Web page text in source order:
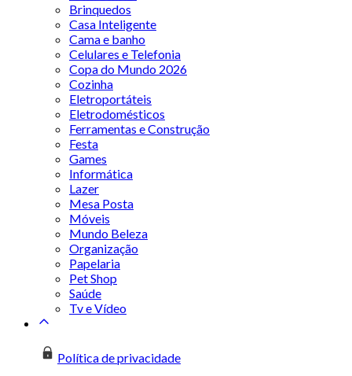
Brinquedos
Casa Inteligente
Cama e banho
Celulares e Telefonia
Copa do Mundo 2026
Cozinha
Eletroportáteis
Eletrodomésticos
Ferramentas e Construção
Festa
Games
Informática
Lazer
Mesa Posta
Móveis
Mundo Beleza
Organização
Papelaria
Pet Shop
Saúde
Tv e Vídeo
Política de privacidade